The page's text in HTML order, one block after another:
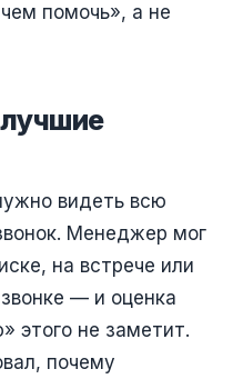
помочь», а не
видеть всю
Менеджер мог
на встрече или
— и оценка
этого не заметит.
почему